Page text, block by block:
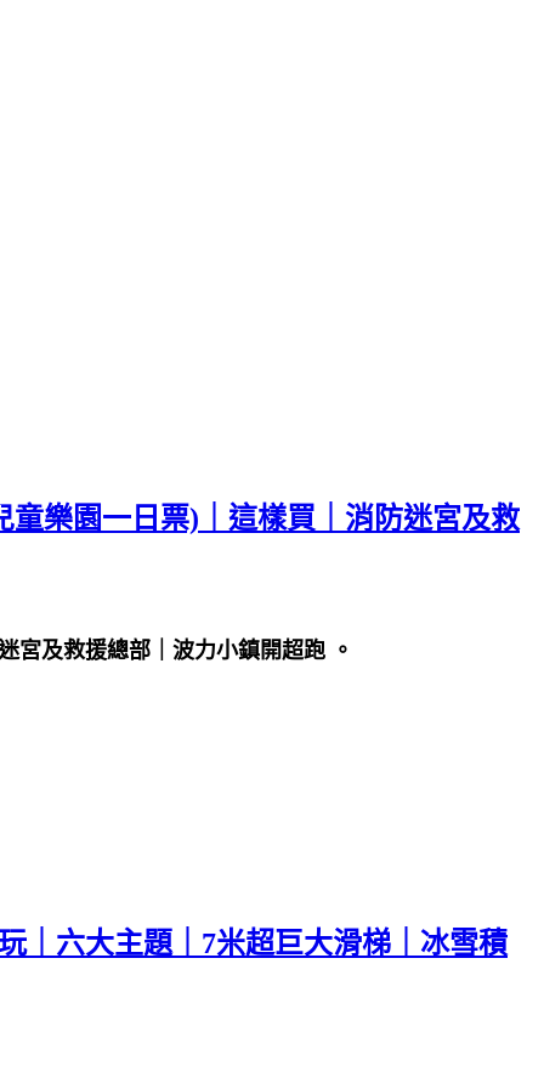
樂園一日票)｜這樣買｜消防迷宮及救
宮及救援總部｜波力小鎮開超跑 。
｜六大主題｜7米超巨大滑梯｜冰雪積